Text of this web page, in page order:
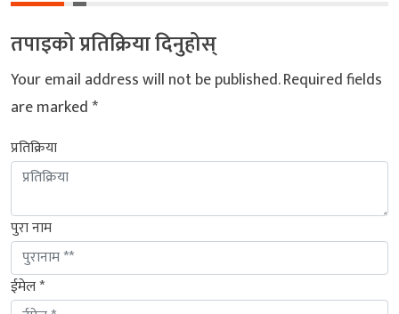
तपाइको प्रतिक्रिया दिनुहोस्
Your email address will not be published.Required fields
are marked*
प्रतिक्रिया
पुरा नाम
ईमेल *